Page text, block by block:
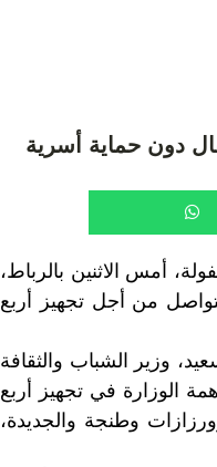
دون حماية أسرية
أمس الاثنين بالرباط،
من أجل تجهيز أربع
وزير الشباب والثقافة
الوزارة في تجهيز أربع
وطنجة والجديدة،